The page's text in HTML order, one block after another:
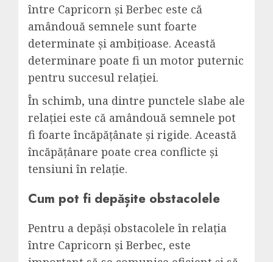
între Capricorn și Berbec este că
amândouă semnele sunt foarte
determinate și ambițioase. Această
determinare poate fi un motor puternic
pentru succesul relației.
În schimb, una dintre punctele slabe ale
relației este că amândouă semnele pot
fi foarte încăpățânate și rigide. Această
încăpățânare poate crea conflicte și
tensiuni în relație.
Cum pot fi depășite obstacolele
Pentru a depăși obstacolele în relația
între Capricorn și Berbec, este